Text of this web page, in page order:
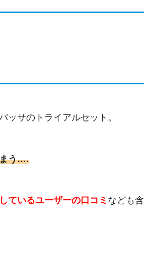
ッサのトライアルセット。
まう….
ているユーザーの 口コミ なども含